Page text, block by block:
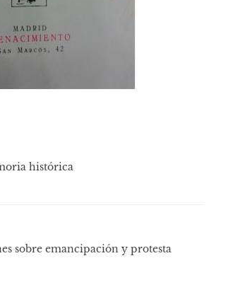
histórica
sobre emancipación y protesta